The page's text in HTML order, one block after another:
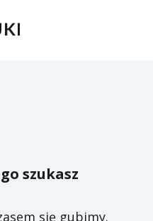
szukasz
się gubimy.